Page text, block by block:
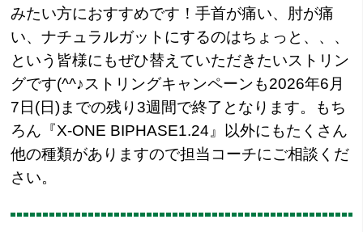
みたい方におすすめです！手首が痛い、肘が痛
い、ナチュラルガットにするのはちょっと、、、
という皆様にもぜひ替えていただきたいストリン
グです(^^♪ストリングキャンペーンも2026年6月
7日(日)までの残り3週間で終了となります。もち
ろん『X-ONE BIPHASE1.24』以外にもたくさん
他の種類がありますので担当コーチにご相談くだ
さい。